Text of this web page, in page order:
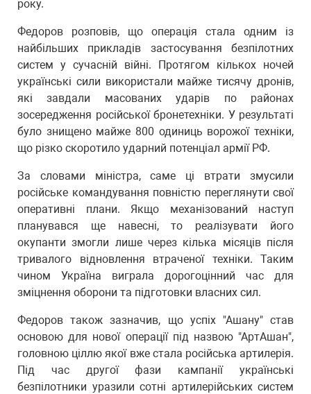
року.
Федоров розповів, що операція стала одним із
найбільших прикладів застосування безпілотних
систем у сучасній війні. Протягом кількох ночей
українські сили використали майже тисячу дронів,
які завдали масованих ударів по районах
зосередження російської бронетехніки. У результаті
було знищено майже 800 одиниць ворожої техніки,
що різко скоротило ударний потенціал армії РФ.
За словами міністра, саме ці втрати змусили
російське командування повністю переглянути свої
оперативні плани. Якщо механізований наступ
планувався ще навесні, то реалізувати його
окупанти змогли лише через кілька місяців після
тривалого відновлення втраченої техніки. Таким
чином Україна виграла дорогоцінний час для
зміцнення оборони та підготовки власних сил.
Федоров також зазначив, що успіх "Ашану" став
основою для нової операції під назвою "АртАшан",
головною ціллю якої вже стала російська артилерія.
Під час другої фази кампанії українські
безпілотники уразили сотні артилерійських систем